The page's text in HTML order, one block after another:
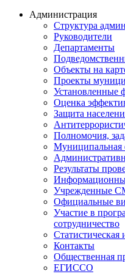
Администрация
Структура
Руководители
Департаменты
Объекты на
Проекты
Установленные
Оценка
Защита
Полномочия,
Муниципальная
Результаты
Учрежденные
Официальные
Участие в
сотрудничество
Контакты
Общественная
ЕГИССО